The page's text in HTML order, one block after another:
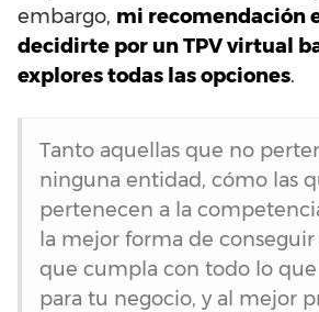
embargo, mi recomendación
decidirte por un TPV virtual
explores todas las opciones.
Tanto aquellas que no
ninguna entidad, cómo las
pertenecen a la
la mejor forma de conseguir
que cumpla con todo lo que
para tu negocio, y al mejor